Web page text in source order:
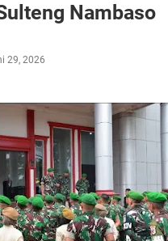
Nambaso
29, 2026